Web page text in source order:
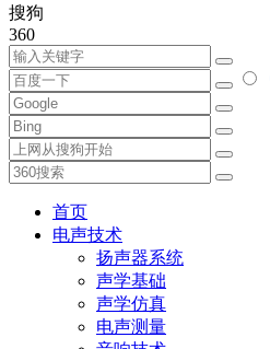
搜狗
360
首页
电声技术
扬声器系统
声学基础
声学仿真
电声测量